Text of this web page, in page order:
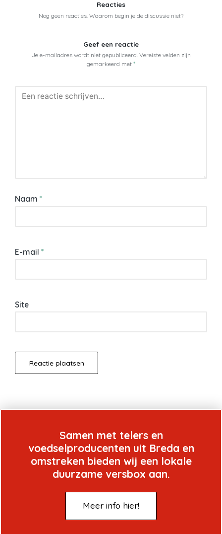
Reacties
Nog geen reacties. Waarom begin je de discussie niet?
Geef een reactie
Je e-mailadres wordt niet gepubliceerd. Vereiste velden zijn
gemarkeerd met *
Naam *
E-mail *
Site
Samen met telers en
voedselproducenten uit Breda en
omstreken bieden wij een lokale
duurzame versbox aan.
Meer info hier!